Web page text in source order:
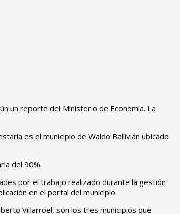
un reporte del Ministerio de Economía. La
es el municipio de Waldo Ballivián ubicado
del 90%.
por el trabajo realizado durante la gestión
en el portal del municipio.
Villarroel, son los tres municipios que